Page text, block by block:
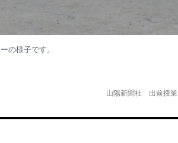
の様子です。
山陽新聞社 出前授業